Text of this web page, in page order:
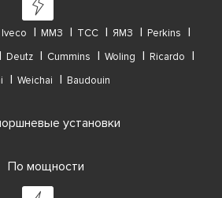
Iveco ММЗ ТСС ЯМЗ
Perkins
Deutz Cummins Woling
Ricardo
Weichai Baudouin
установки
По мощности